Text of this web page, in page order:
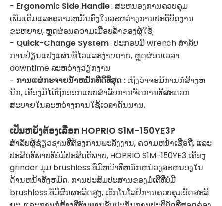
- Ergonomic Side Handle: ສະຫນອງການຄວບຄຸມ
ເພີ່ມເຕີມແລະຄວາມຫມັ້ນຄົງໃນລະຫວ່າງການປະຕິບັດງານ
ຂະຫຍາຍ, ຫຼຸດຜ່ອນຄວາມເມື່ອຍລ້າຂອງຜູ້ໃຊ້
- Quick-Change System: ປະກອບມີ wrench ສໍາລັບ
ການປ່ຽນແປງແຜ່ນທີ່ໄວແລະງ່າຍດາຍ, ຫຼຸດຜ່ອນເວລາ
downtime ລະຫວ່າງວຽກງານ
- ການແຜ່ກະຈາຍນ້ໍາຫນັກທີ່ດີທີ່ສຸດ: ເຖິງວ່າຈະມີການກໍ່ສ້າງຫ
ນັກ, ເຄື່ອງມືໄດ້ຖືກອອກແບບສໍາລັບການຈັດການທີ່ສະດວກ
ສະບາຍໃນລະຫວ່າງການໃຊ້ເວລາດົນນານ.
ເປັນຫຍັງຕ້ອງເລືອກ HOPRIO S1M-150YE3?
ສໍາລັບຜູ້ຊ່ຽວຊານທີ່ຕ້ອງການພະລັງງານ, ຄວາມຫນ້າເຊື່ອຖື, ແລະ
ປະສິດທິພາບທີ່ບໍ່ມີປະສິດຕິພາບ, HOPRIO S1M-150YE3 ເຄື່ອງ
grinder ມຸມ brushless ທີ່ມີຫນ້າທີ່ຫນັກຫນ່ວງສະຫນອງໃນ
ດ້ານຫນ້າທັງຫມົດ. ການປະສົມປະສານຂອງມໍເຕີທີ່ບໍ່ມີ
brushless ທີ່ມີຜົນຜະລິດສູງ, ເຕັກໂນໂລຢີການຄວບຄຸມອັດສະລິ